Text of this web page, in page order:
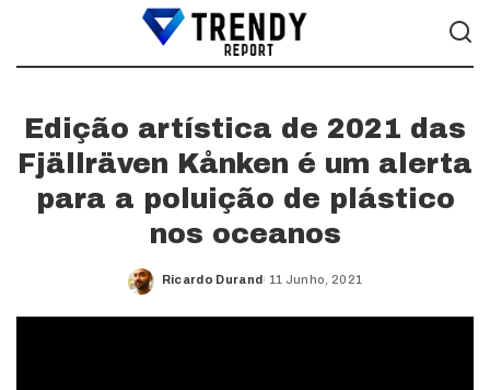
Edição artística de 2021 das
Fjällräven Kånken é um alerta
para a poluição de plástico
nos oceanos
Posted
Ricardo Durand 11 Junho, 2021